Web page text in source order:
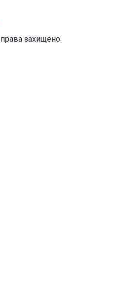
захищено.